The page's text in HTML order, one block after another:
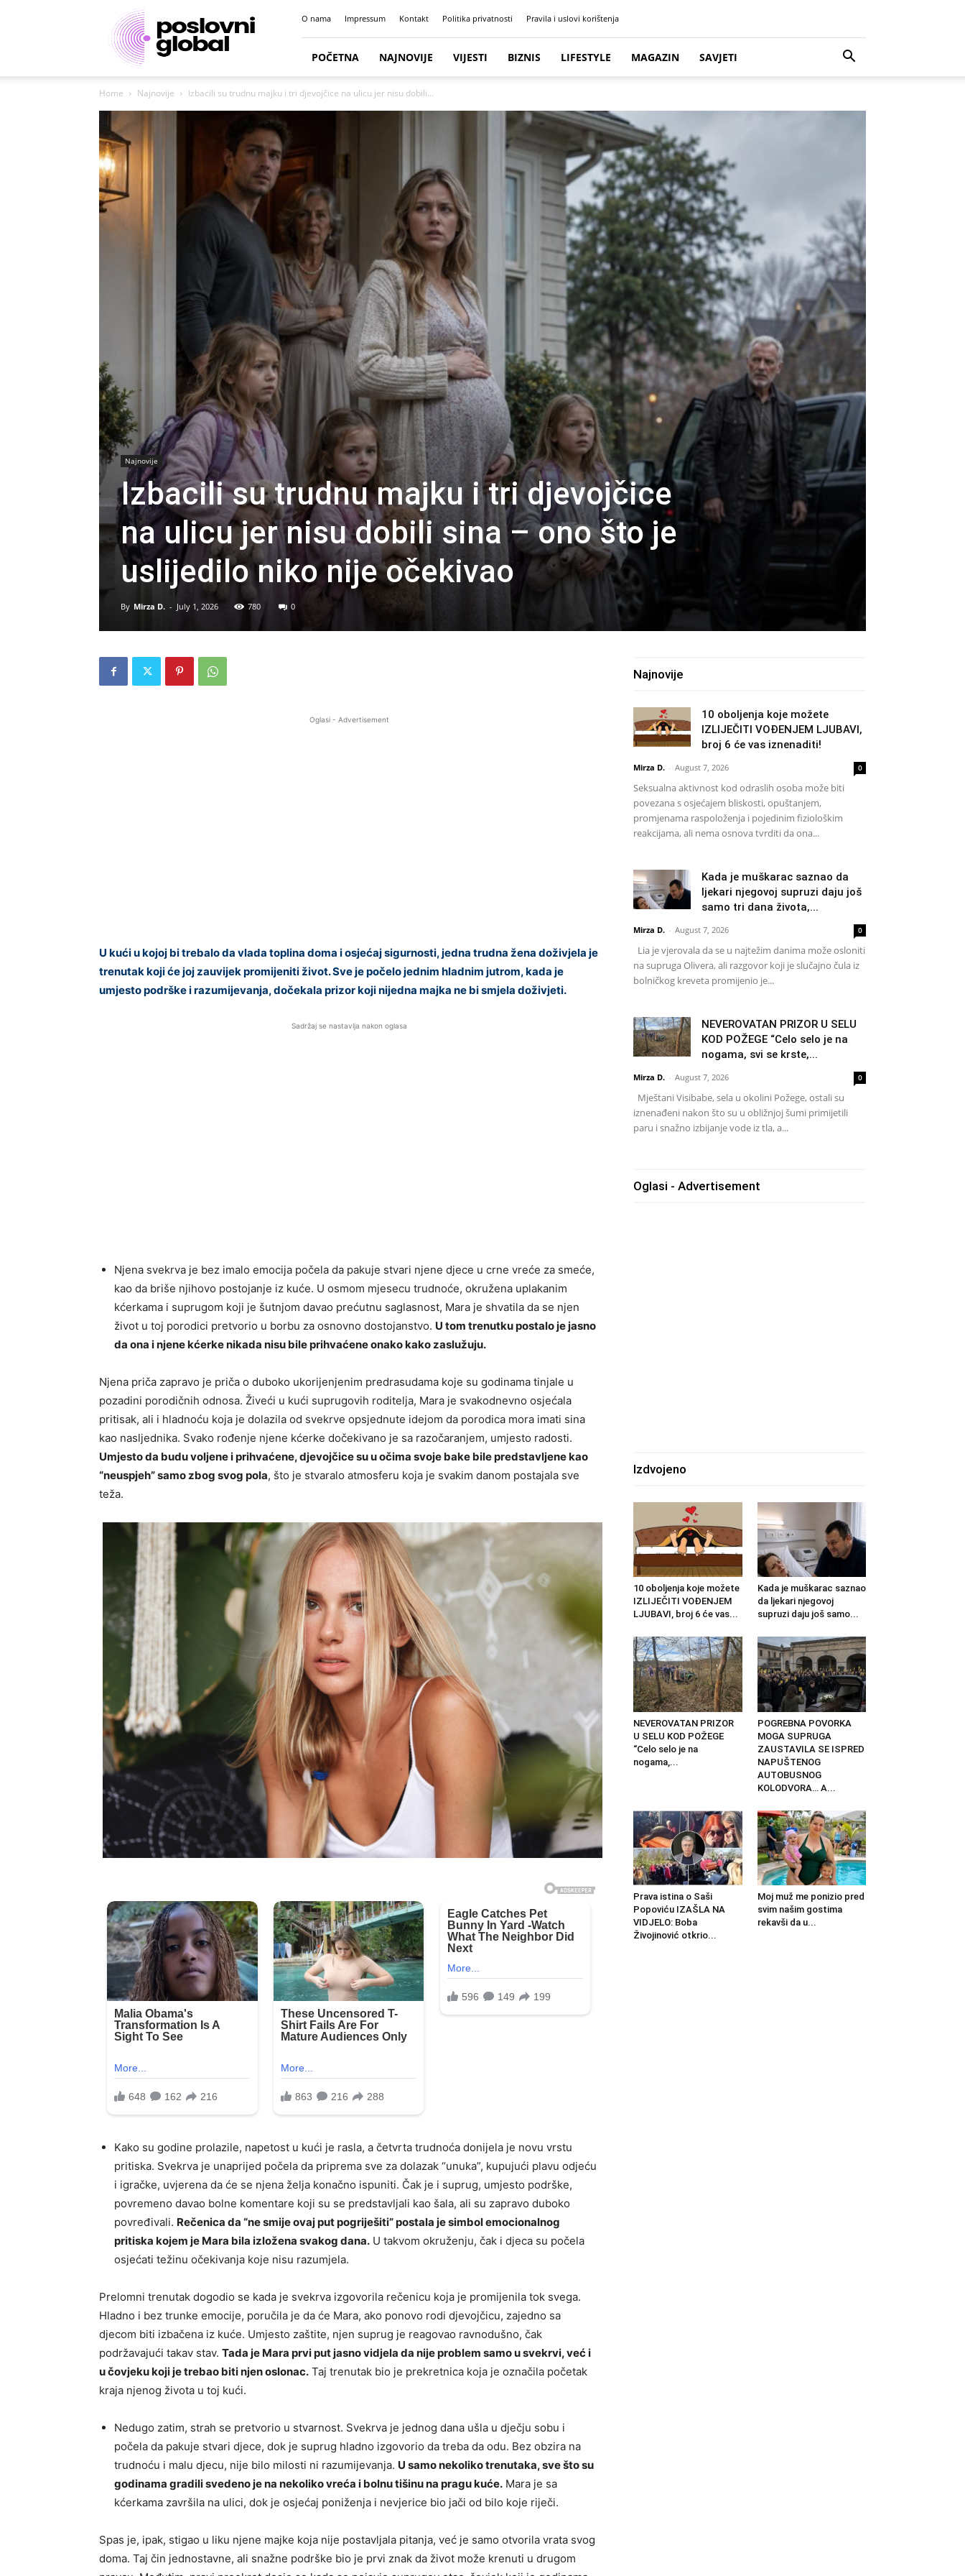
Poslovni
portal
O nama Impressum Kontakt Politika privatnosti Pravila i uslovi korištenja
POČETNA NAJNOVIJE VIJESTI BIZNIS LIFESTYLE MAGAZIN SAVJETI
Home Najnovije Izbacili su trudnu majku i tri djevojčice na ulicu jer nisu dobili...
Najnovije
Izbacili su trudnu majku i tri djevojčice
na ulicu jer nisu dobili sina – ono što je
uslijedilo niko nije očekivao
By Mirza D. - July 1, 2026 780 0
Oglasi - Advertisement
U kući u kojoj bi trebalo da vlada toplina doma i osjećaj sigurnosti, jedna trudna žena doživjela je
trenutak koji će joj zauvijek promijeniti život. Sve je počelo jednim hladnim jutrom, kada je
umjesto podrške i razumijevanja, dočekala prizor koji nijedna majka ne bi smjela doživjeti.
Sadržaj se nastavlja nakon oglasa
Njena svekrva je bez imalo emocija počela da pakuje stvari njene djece u crne vreće za smeće,
kao da briše njihovo postojanje iz kuće. U osmom mjesecu trudnoće, okružena uplakanim
kćerkama i suprugom koji je šutnjom davao prećutnu saglasnost, Mara je shvatila da se njen
život u toj porodici pretvorio u borbu za osnovno dostojanstvo. U tom trenutku postalo je jasno
da ona i njene kćerke nikada nisu bile prihvaćene onako kako zaslužuju.
Njena priča zapravo je priča o duboko ukorijenjenim predrasudama koje su godinama tinjale u
pozadini porodičnih odnosa. Živeći u kući suprugovih roditelja, Mara je svakodnevno osjećala
pritisak, ali i hladnoću koja je dolazila od svekrve opsjednute idejom da porodica mora imati sina
kao nasljednika. Svako rođenje njene kćerke dočekivano je sa razočaranjem, umjesto radosti.
Umjesto da budu voljene i prihvaćene, djevojčice su u očima svoje bake bile predstavljene kao
“neuspjeh” samo zbog svog pola, što je stvaralo atmosferu koja je svakim danom postajala sve
teža.
Kako su godine prolazile, napetost u kući je rasla, a četvrta trudnoća donijela je novu vrstu
pritiska. Svekrva je unaprijed počela da priprema sve za dolazak “unuka”, kupujući plavu odjeću
i igračke, uvjerena da će se njena želja konačno ispuniti. Čak je i suprug, umjesto podrške,
povremeno davao bolne komentare koji su se predstavljali kao šala, ali su zapravo duboko
povređivali. Rečenica da “ne smije ovaj put pogriješiti” postala je simbol emocionalnog
pritiska kojem je Mara bila izložena svakog dana. U takvom okruženju, čak i djeca su počela
osjećati težinu očekivanja koje nisu razumjela.
Prelomni trenutak dogodio se kada je svekrva izgovorila rečenicu koja je promijenila tok svega.
Hladno i bez trunke emocije, poručila je da će Mara, ako ponovo rodi djevojčicu, zajedno sa
djecom biti izbačena iz kuće. Umjesto zaštite, njen suprug je reagovao ravnodušno, čak
podržavajući takav stav. Tada je Mara prvi put jasno vidjela da nije problem samo u svekrvi, već i
u čovjeku koji je trebao biti njen oslonac. Taj trenutak bio je prekretnica koja je označila početak
kraja njenog života u toj kući.
Nedugo zatim, strah se pretvorio u stvarnost. Svekrva je jednog dana ušla u dječju sobu i
počela da pakuje stvari djece, dok je suprug hladno izgovorio da treba da odu. Bez obzira na
trudnoću i malu djecu, nije bilo milosti ni razumijevanja. U samo nekoliko trenutaka, sve što su
godinama gradili svedeno je na nekoliko vreća i bolnu tišinu na pragu kuće. Mara je sa
kćerkama završila na ulici, dok je osjećaj poniženja i nevjerice bio jači od bilo koje riječi.
Spas je, ipak, stigao u liku njene majke koja nije postavljala pitanja, već je samo otvorila vrata svog
doma. Taj čin jednostavne, ali snažne podrške bio je prvi znak da život može krenuti u drugom
Najnovije
10 oboljenja koje možete
IZLIJEČITI VOĐENJEM LJUBAVI,
broj 6 će vas iznenaditi!
Mirza D. - August 7, 2026 0
Seksualna aktivnost kod odraslih osoba može biti
povezana s osjećajem bliskosti, opuštanjem,
promjenama raspoloženja i pojedinim fiziološkim
reakcijama, ali nema osnova tvrditi da ona...
Kada je muškarac saznao da
ljekari njegovoj supruzi daju još
samo tri dana života,...
Mirza D. - August 7, 2026 0
Lia je vjerovala da se u najtežim danima može osloniti
na supruga Olivera, ali razgovor koji je slučajno čula iz
bolničkog kreveta promijenio je...
NEVEROVATAN PRIZOR U SELU
KOD POŽEGE “Celo selo je na
nogama, svi se krste,...
Mirza D. - August 7, 2026 0
Mještani Visibabe, sela u okolini Požege, ostali su
iznenađeni nakon što su u obližnjoj šumi primijetili
paru i snažno izbijanje vode iz tla, a...
Oglasi - Advertisement
Izdvojeno
10 oboljenja koje možete
IZLIJEČITI VOĐENJEM
LJUBAVI, broj 6 će vas...
Kada je muškarac saznao
da ljekari njegovoj
supruzi daju još samo...
NEVEROVATAN PRIZOR
U SELU KOD POŽEGE
“Celo selo je na
nogama,...
POGREBNA POVORKA
MOGA SUPRUGA
ZAUSTAVILA SE ISPRED
NAPUŠTENOG
AUTOBUSNOG
KOLODVORA… A...
Prava istina o Saši
Popoviću IZAŠLA NA
VIDJELO: Boba
Živojinović otkrio...
Moj muž me ponizio pred
svim našim gostima
rekavši da u...